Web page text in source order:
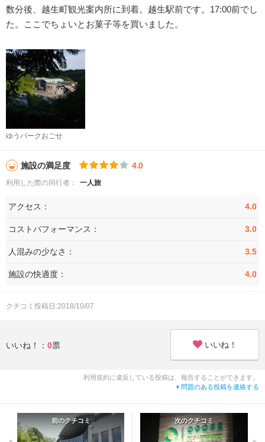
数分後、越生町観光案内所に到着。越生駅前です。17:00前でし
た。ここでちょいとお菓子等を買いました。
ゆうパークおごせ
施設の満足度 4.0
利用した際の同行者： 一人旅
アクセス： 4.0
コストパフォーマンス： 3.0
人混みの少なさ： 3.5
施設の快適度： 4.0
クチコミ投稿日:2018/10/07
いいね！： 0票 いいね！
利用規約に違反している投稿は、報告することができます。
問題のある投稿を連絡する
前のクチコミ 次のクチコミ